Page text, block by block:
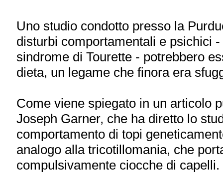
Uno studio condotto presso la
disturbi comportamentali e psichici
sindrome di Tourette - potrebbero
dieta, un legame che finora era
Come viene spiegato in un articolo
Joseph Garner, che ha diretto lo
comportamento di topi
analogo alla tricotillomania, che
compulsivamente ciocche di capelli.